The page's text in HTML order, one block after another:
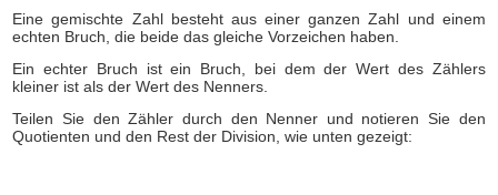
Eine gemischte Zahl besteht aus einer ganzen Zahl und einem
echten Bruch, die beide das gleiche Vorzeichen haben.
Ein echter Bruch ist ein Bruch, bei dem der Wert des Zählers
kleiner ist als der Wert des Nenners.
Teilen Sie den Zähler durch den Nenner und notieren Sie den
Quotienten und den Rest der Division, wie unten gezeigt: